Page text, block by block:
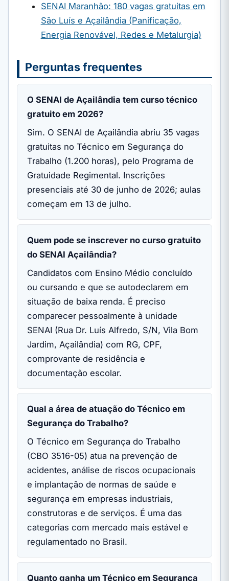
SENAI Maranhão: 180 vagas gratuitas em
São Luís e Açailândia (Panificação,
Energia Renovável, Redes e Metalurgia)
Perguntas frequentes
O SENAI de Açailândia tem curso técnico
gratuito em 2026?
Sim. O SENAI de Açailândia abriu 35 vagas
gratuitas no Técnico em Segurança do
Trabalho (1.200 horas), pelo Programa de
Gratuidade Regimental. Inscrições
presenciais até 30 de junho de 2026; aulas
começam em 13 de julho.
Quem pode se inscrever no curso gratuito
do SENAI Açailândia?
Candidatos com Ensino Médio concluído
ou cursando e que se autodeclarem em
situação de baixa renda. É preciso
comparecer pessoalmente à unidade
SENAI (Rua Dr. Luís Alfredo, S/N, Vila Bom
Jardim, Açailândia) com RG, CPF,
comprovante de residência e
documentação escolar.
Qual a área de atuação do Técnico em
Segurança do Trabalho?
O Técnico em Segurança do Trabalho
(CBO 3516-05) atua na prevenção de
acidentes, análise de riscos ocupacionais
e implantação de normas de saúde e
segurança em empresas industriais,
construtoras e de serviços. É uma das
categorias com mercado mais estável e
regulamentado no Brasil.
Quanto ganha um Técnico em Segurança